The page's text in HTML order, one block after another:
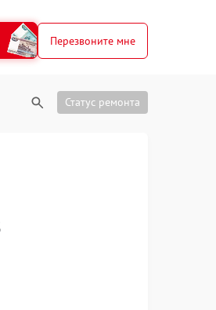
Перезвоните мне
Статус ремонта